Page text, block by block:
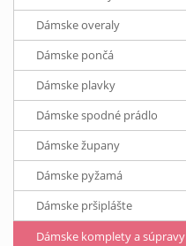
Dámske overaly
Dámske pončá
Dámske plavky
Dámske spodné prádlo
Dámske župany
Dámske pyžamá
Dámske pršiplášte
Dámske komplety a súpravy